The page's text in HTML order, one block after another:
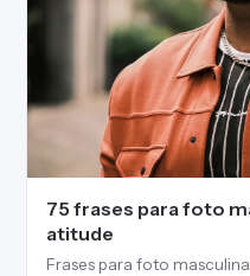
75 frases para foto
atitude
Frases para foto